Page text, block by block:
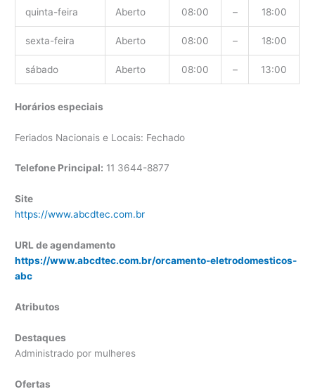
quinta-feira Aberto 08:00 – 18:00
sexta-feira Aberto 08:00 – 18:00
sábado Aberto 08:00 – 13:00
Horários especiais
Feriados Nacionais e Locais: Fechado
Telefone Principal: 11 3644-8877
Site
https://www.abcdtec.com.br
URL de agendamento
https://www.abcdtec.com.br/orcamento-eletrodomesticos-
abc
Atributos
Destaques
Administrado por mulheres
Ofertas